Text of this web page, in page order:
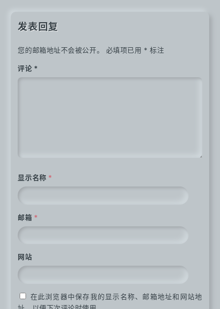
发表回复
您的邮箱地址不会被公开。 必填项已用 * 标注
评论 *
显示名称 *
邮箱 *
网站
在此浏览器中保存我的显示名称、邮箱地址和网站地